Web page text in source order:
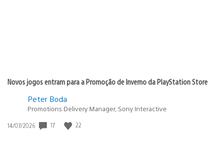
Novos jogos entram para a Promoção de Inverno da PlayStation Store
Peter Boda
Promotions Delivery Manager, Sony Interactive
Data
14/07/2026 17 22